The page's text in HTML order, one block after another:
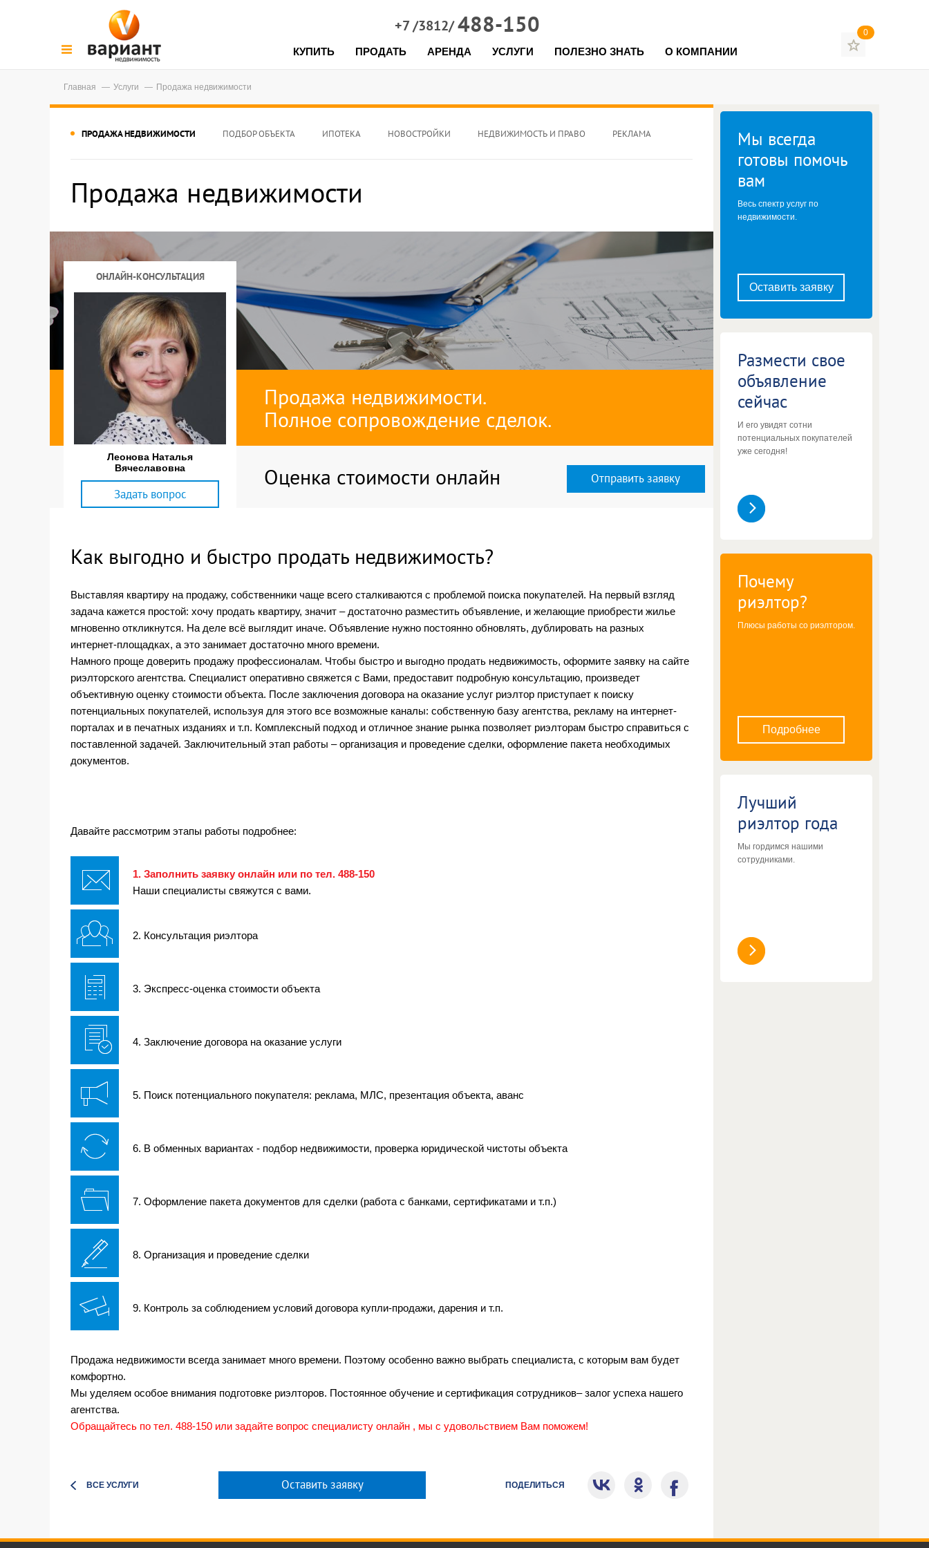
+7 /3812/488-150
КУПИТЬ ПРОДАТЬ АРЕНДА УСЛУГИ ПОЛЕЗНО ЗНАТЬ О КОМПАНИИ
0
Главная Услуги Продажа недвижимости
ПРОДАЖА НЕДВИЖИМОСТИ ПОДБОР ОБЪЕКТА ИПОТЕКА НОВОСТРОЙКИ НЕДВИЖИМОСТЬ И ПРАВО РЕКЛАМА
Продажа недвижимости
Продажа недвижимости.
Полное сопровождение сделок.
Оценка стоимости онлайн Отправить заявку
ОНЛАЙН-КОНСУЛЬТАЦИЯ
Леонова Наталья
Вячеславовна
Задать вопрос
Как выгодно и быстро продать недвижимость?
Выставляя квартиру на продажу, собственники чаще всего сталкиваются с проблемой поиска покупателей. На первый взгляд
задача кажется простой: хочу продать квартиру, значит – достаточно разместить объявление, и желающие приобрести жилье
мгновенно откликнутся. На деле всё выглядит иначе. Объявление нужно постоянно обновлять, дублировать на разных
интернет-площадках, а это занимает достаточно много времени.
Намного проще доверить продажу профессионалам. Чтобы быстро и выгодно продать недвижимость, оформите заявку на сайте
риэлторского агентства. Специалист оперативно свяжется с Вами, предоставит подробную консультацию, произведет
объективную оценку стоимости объекта. После заключения договора на оказание услуг риэлтор приступает к поиску
потенциальных покупателей, используя для этого все возможные каналы: собственную базу агентства, рекламу на интернет-
порталах и в печатных изданиях и т.п. Комплексный подход и отличное знание рынка позволяет риэлторам быстро справиться с
поставленной задачей. Заключительный этап работы – организация и проведение сделки, оформление пакета необходимых
документов.
Давайте рассмотрим этапы работы подробнее:
1. Заполнить заявку онлайн или по тел. 488-150
Наши специалисты свяжутся с вами.
2. Консультация риэлтора
3. Экспресс-оценка стоимости объекта
4. Заключение договора на оказание услуги
5. Поиск потенциального покупателя: реклама, МЛС, презентация объекта, аванс
6. В обменных вариантах - подбор недвижимости, проверка юридической чистоты объекта
7. Оформление пакета документов для сделки (работа с банками, сертификатами и т.п.)
8. Организация и проведение сделки
9. Контроль за соблюдением условий договора купли-продажи, дарения и т.п.
Продажа недвижимости всегда занимает много времени. Поэтому особенно важно выбрать специалиста, с которым вам будет
комфортно.
Мы уделяем особое внимания подготовке риэлторов. Постоянное обучение и сертификация сотрудников– залог успеха нашего
агентства.
Обращайтесь по тел. 488-150 или задайте вопрос специалисту онлайн , мы с удовольствием Вам поможем!
ВСЕ УСЛУГИ Оставить заявку ПОДЕЛИТЬСЯ
Мы всегда
готовы помочь
вам
Весь спектр услуг по
недвижимости.
Оставить заявку
Размести свое
объявление
сейчас
И его увидят сотни
потенциальных покупателей
уже сегодня!
Почему
риэлтор?
Плюсы работы со риэлтором.
Подробнее
Лучший
риэлтор года
Мы гордимся нашими
сотрудниками.